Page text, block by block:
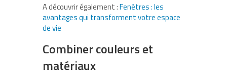
A découvrir également :Fenêtres : les
avantages qui transforment votre espace
de vie
Combiner couleurs et
matériaux